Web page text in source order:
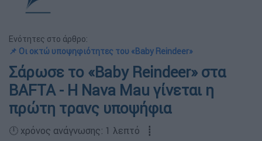
Ενότητες στο άρθρο:
📌 Οι οκτώ υποψηφιότητες του «Baby Reindeer»
Σάρωσε το «Baby Reindeer» στα
BAFTA - H Nava Mau γίνεται η
πρώτη τρανς υποψήφια
🕛 χρόνος ανάγνωσης: 1 λεπτό ┋